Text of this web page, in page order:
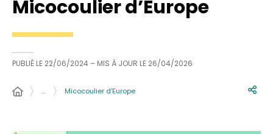
Micocoulier d’Europe
PUBLIÉ LE 22/06/2024 – MIS À JOUR LE 26/04/2026
… Micocoulier d’Europe